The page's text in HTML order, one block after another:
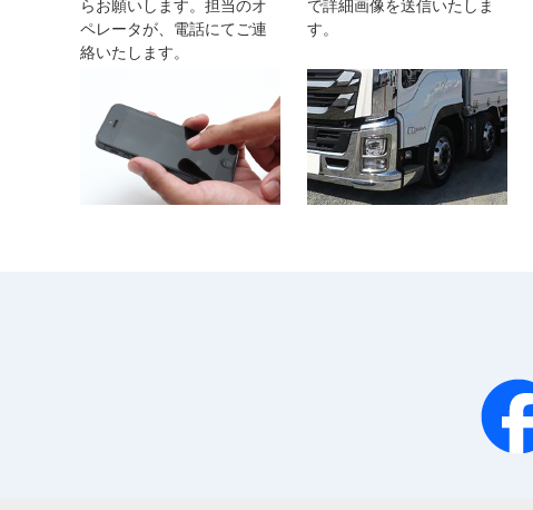
らお願いします。担当のオ
ペレータが、電話にてご連
絡いたします。
で詳細画像を送信いたしま
す。